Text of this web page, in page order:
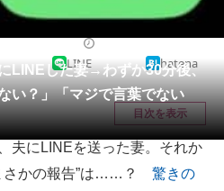
LINEした妻→わずか30分後、
い？」「マジで言葉でない
LINE hatena
目次を表示
夫にLINEを送った妻。それか
さかの報告”は……？ 驚きの